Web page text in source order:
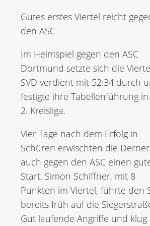
Gutes erstes Viertel reicht
den ASC
Im Heimspiel gegen den ASC
Dortmund setzte sich die
SVD verdient mit 52:34 durch
festigte ihre Tabellenführung
2. Kreisliga.
Vier Tage nach dem Erfolg in
Schüren erwischten die
auch gegen den ASC einen
Start. Simon Schiffner, mit 8
Punkten im Viertel, führte den
bereits früh auf die
Gut laufende Angriffe und klug